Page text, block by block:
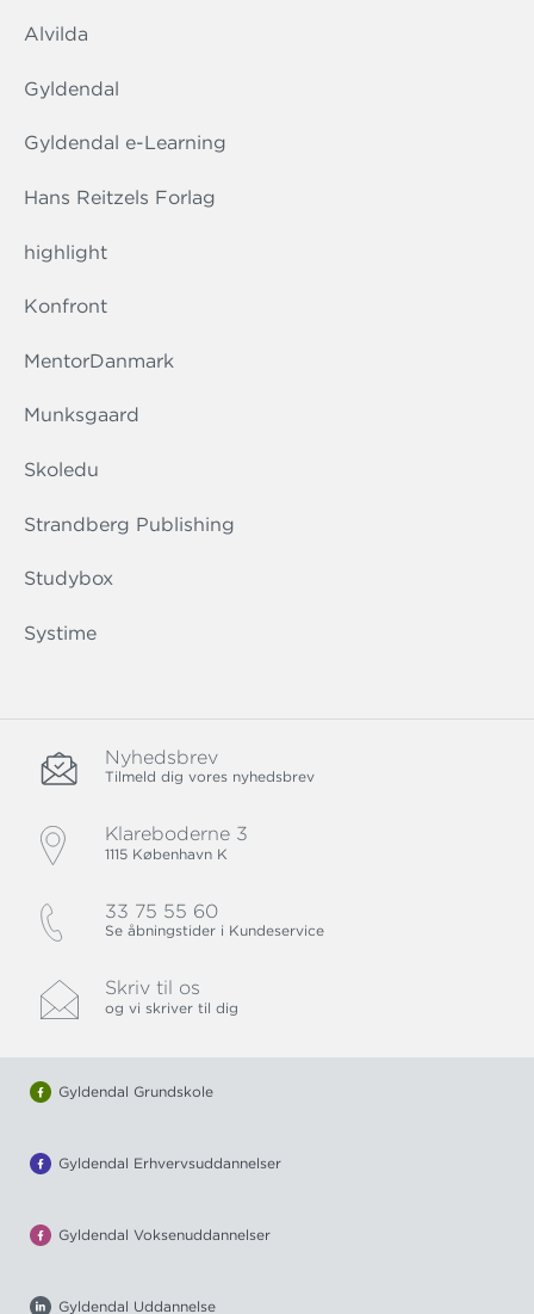
Alvilda
Gyldendal
Gyldendal e-Learning
Hans Reitzels Forlag
highlight
Konfront
MentorDanmark
Munksgaard
Skoledu
Strandberg Publishing
Studybox
Systime
Nyhedsbrev
Tilmeld dig vores nyhedsbrev
Klareboderne 3
1115 København K
33 75 55 60
Se åbningstider i Kundeservice
Skriv til os
og vi skriver til dig
Gyldendal Grundskole
Gyldendal Erhvervsuddannelser
Gyldendal Voksenuddannelser
Gyldendal Uddannelse